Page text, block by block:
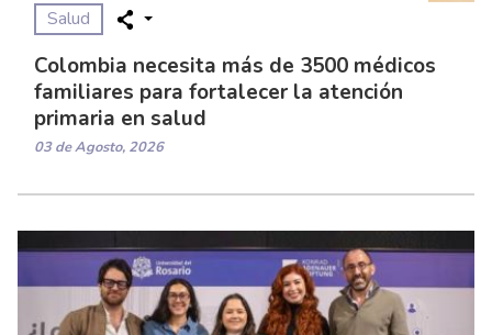
Salud
Colombia necesita más de 3500 médicos
familiares para fortalecer la atención
primaria en salud
03 de Agosto, 2026